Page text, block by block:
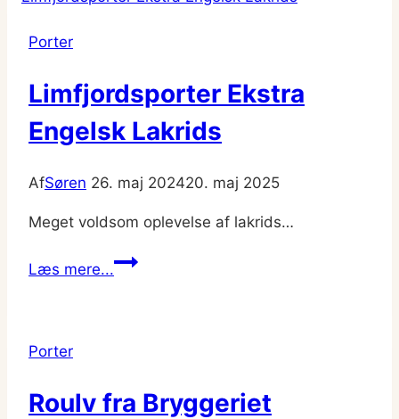
Porter
Limfjordsporter Ekstra
Engelsk Lakrids
AfSøren 26. maj 202420. maj 2025
Meget voldsom oplevelse af lakrids…
Læs mere...Limfjordsporter
Porter
Roulv fra Bryggeriet